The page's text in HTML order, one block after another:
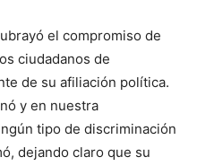
el compromiso de
ciudadanos de
de su afiliación política.
y en nuestra
tipo de discriminación
dejando claro que su